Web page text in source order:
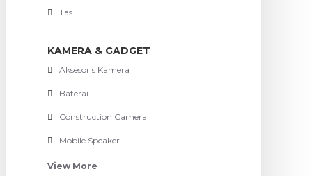
Tas
KAMERA & GADGET
Aksesoris Kamera
Baterai
Construction Camera
Mobile Speaker
View More